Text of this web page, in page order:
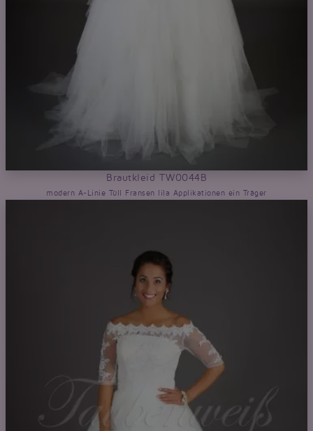
Brautkleid TW0044B
modern A-Linie Tüll Fransen lila Applikationen ein Träger